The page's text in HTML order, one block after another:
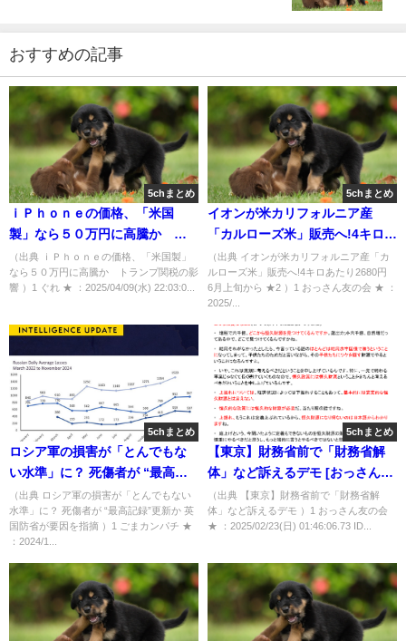
おすすめの記事
5chまとめ
ｉＰｈｏｎｅの価格、「米国
製」なら５０万円に高騰か ト
ランプ関税の影響 [ぐれ★]
（出典 ｉＰｈｏｎｅの価格、「米国製」
なら５０万円に高騰か トランプ関税の影
響 ）1 ぐれ ★ ：2025/04/09(水) 22:03:0...
5chまとめ
イオンが米カリフォルニア産
「カルローズ米」販売へ!4キロあ
たり2680円 6月上旬から ★2
[おっさん友の会★]
（出典 イオンが米カリフォルニア産「カ
ルローズ米」販売へ!4キロあたり2680円
6月上旬から ★2 ）1 おっさん友の会 ★ ：
2025/...
5chまとめ
ロシア軍の損害が「とんでもな
い水準」に？ 死傷者が “最高記
録”更新か 英国防省が要因を指摘
[ごまカンパチ★]
（出典 ロシア軍の損害が「とんでもない
水準」に？ 死傷者が “最高記録”更新か 英
国防省が要因を指摘 ）1 ごまカンパチ ★
：2024/1...
5chまとめ
【東京】財務省前で「財務省解
体」など訴えるデモ [おっさん友
の会★]
（出典 【東京】財務省前で「財務省解
体」など訴えるデモ ）1 おっさん友の会
★ ：2025/02/23(日) 01:46:06.73 ID...